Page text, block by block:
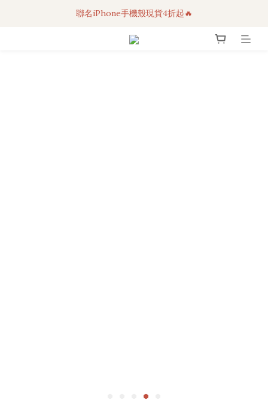
3C科技好物｜任選2件95折！
聯名iPhone手機殼現貨4折起🔥
超人氣聯名自動傘任2件9折！